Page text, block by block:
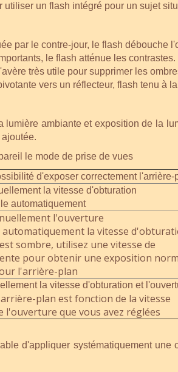
un flash intégré pour un sujet
par le contre-jour, le flash débouche
le flash atténue les contrastes.
très utile pour supprimer les
vers un réflecteur, flash tenu à
ambiante et exposition de la
le mode de prise de vues
d'exposer correctement l'arrière-
la vitesse d'obturation
automatiquement
l'ouverture
la vitesse
sombre, utilisez une vitesse de
pour obtenir une exposition
l'arrière-plan
la vitesse d'obturation et
plan est fonction de la vitesse
l'ouverture que vous avez réglées
d'appliquer systématiquement